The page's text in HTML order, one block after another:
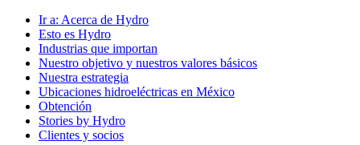
Ir a: Acerca de Hydro
Esto es Hydro
Industrias que importan
Nuestro objetivo y nuestros valores básicos
Nuestra estrategia
Ubicaciones hidroeléctricas en México
Obtención
Stories by Hydro
Clientes y socios